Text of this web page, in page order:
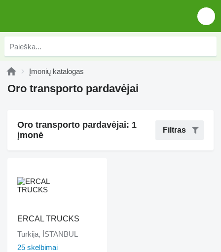
Įmonių katalogas
Oro transporto pardavėjai
Oro transporto pardavėjai: 1
įmonė
Filtras
ERCAL TRUCKS
Turkija, İSTANBUL
25 skelbimai